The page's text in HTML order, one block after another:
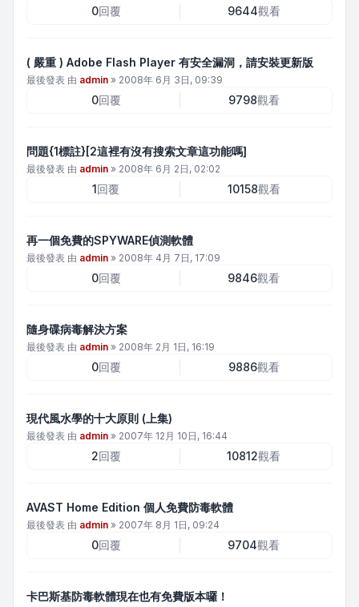
0回覆 9644觀看
( 嚴重 ) Adobe Flash Player 有安全漏洞，請安裝更新版
最後發表 由 admin » 2008年 6月 3日, 09:39
0回覆 9798觀看
問題{1標註}[2這裡有沒有搜索文章這功能嗎]
最後發表 由 admin » 2008年 6月 2日, 02:02
1回覆 10158觀看
再一個免費的SPYWARE偵測軟體
最後發表 由 admin » 2008年 4月 7日, 17:09
0回覆 9846觀看
隨身碟病毒解決方案
最後發表 由 admin » 2008年 2月 1日, 16:19
0回覆 9886觀看
現代風水學的十大原則 (上集)
最後發表 由 admin » 2007年 12月 10日, 16:44
2回覆 10812觀看
AVAST Home Edition 個人免費防毒軟體
最後發表 由 admin » 2007年 8月 1日, 09:24
0回覆 9704觀看
卡巴斯基防毒軟體現在也有免費版本囉！